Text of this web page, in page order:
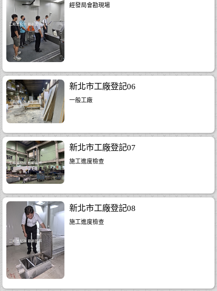
經發局會勘現場
新北市工廠登記06
一般工廠
新北市工廠登記07
施工進度檢查
新北市工廠登記08
施工進度檢查